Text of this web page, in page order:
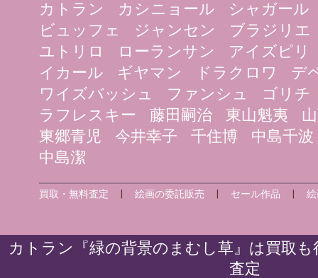
カトラン
カシニョール
シャガール
ビュッフェ
ジャンセン
ブラジリエ
ユトリロ
ローランサン
アイズピリ
イカール
ギヤマン ドラクロワ
デ
ワイズバッシュ
ファンシュ
ゴリチ
ラフレスキー
藤田嗣治 東山魁夷
東郷青児
今井幸子 千住博
中島千波
中島潔
買取・無料査定 |絵画の委託販売 セール作品 |
カトラン『緑の背景のまむし草』は買取
査定